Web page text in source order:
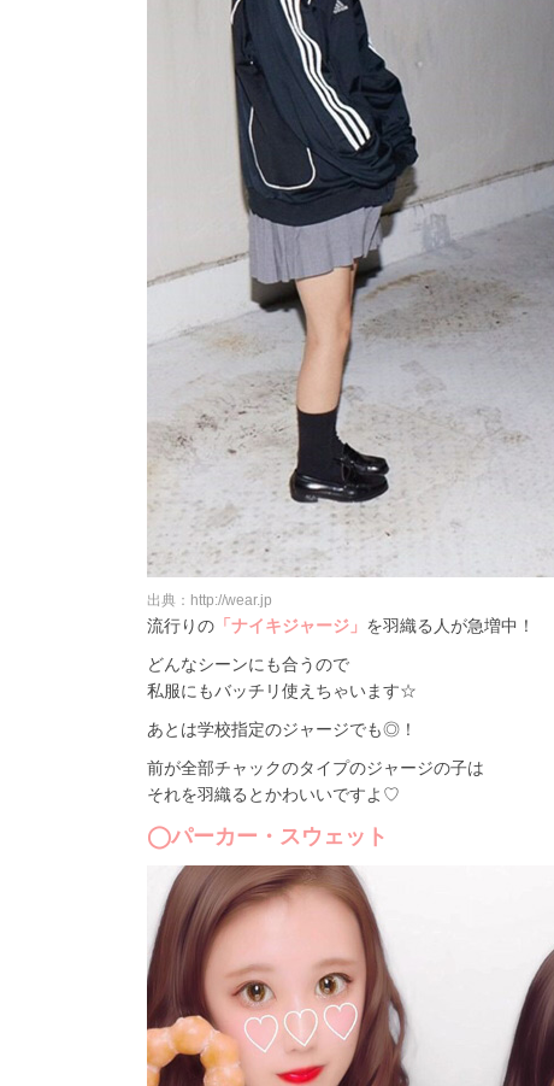
出典：http://wear.jp
流行りの 「ナイキジャージ」 を羽織る人が急増中！
どんなシーンにも合うので
私服にもバッチリ使えちゃいます☆
あとは学校指定のジャージでも◎！
前が全部チャックのタイプのジャージの子は
それを羽織るとかわいいですよ♡
◯パーカー・スウェット